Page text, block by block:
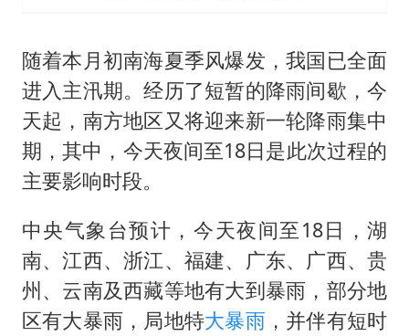
随着本月初南海夏季风爆发，我国已全面
进入主汛期。经历了短暂的降雨间歇，今
天起，南方地区又将迎来新一轮降雨集中
期，其中，今天夜间至18日是此次过程的
主要影响时段。
中央气象台预计，今天夜间至18日，湖
南、江西、浙江、福建、广东、广西、贵
州、云南及西藏等地有大到暴雨，部分地
区有大暴雨，局地特大暴雨 ，并伴有短时